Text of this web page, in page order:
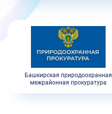
Башкирская природоохранная
межрайонная прокуратура